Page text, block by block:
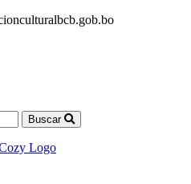
Buscar